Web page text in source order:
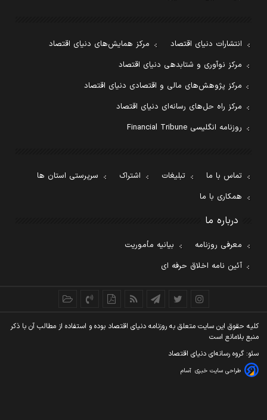
انتشارات دنیای اقتصاد
مرکز همایش‌های دنیای اقتصاد
مرکز نوآوری و شتابدهی دنیای اقتصاد
مرکز پژوهش‌های مالی و اقتصادی دنیای اقتصاد
مرکز راه حل‌های رسانه‌ای دنیای اقتصاد
روزنامه انگلیسی Financial Tribune
تماس با ما تبلیغات اشتراک
سرپرستی استان ها
همکاری با ما
درباره ما
معرفی روزنامه
بیانیه مأموریت
آئین نامه اخلاق حرفه ای
کليه حقوق اين سايت متعلق به روزنامه دنيای اقتصاد بوده و استفاده از مطالب آن با ذکر
منبع بلامانع است
سئو: گروه رسانه‌ای دنیای اقتصاد
طراحی سایت خبری آسام